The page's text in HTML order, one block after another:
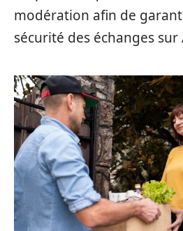
modération afin de
sécurité des échanges sur